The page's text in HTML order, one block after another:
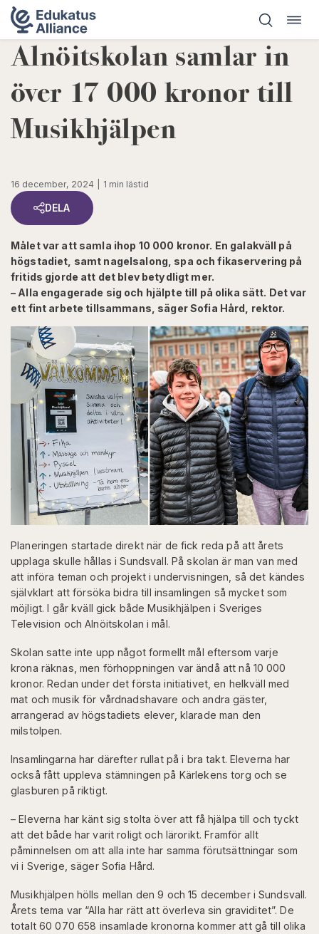
Hoppa
till
innehåll
Alnöitskolan samlar in
över 17 000 kronor till
Musikhjälpen
16 december, 2024 1 min lästid
DELA
Målet var att samla ihop 10 000 kronor. En galakväll på
högstadiet, samt nagelsalong, spa och fikaservering på
fritids gjorde att det blev betydligt mer.
– Alla engagerade sig och hjälpte till på olika sätt. Det var
ett fint arbete tillsammans, säger Sofia Hård, rektor.
Planeringen startade direkt när de fick reda på att årets
upplaga skulle hållas i Sundsvall. På skolan är man van med
att införa teman och projekt i undervisningen, så det kändes
självklart att försöka bidra till insamlingen så mycket som
möjligt. I går kväll gick både Musikhjälpen i Sveriges
Television och Alnöitskolan i mål.
Skolan satte inte upp något formellt mål eftersom varje
krona räknas, men förhoppningen var ändå att nå 10 000
kronor. Redan under det första initiativet, en helkväll med
mat och musik för vårdnadshavare och andra gäster,
arrangerad av högstadiets elever, klarade man den
milstolpen.
Insamlingarna har därefter rullat på i bra takt. Eleverna har
också fått uppleva stämningen på Kärlekens torg och se
glasburen på riktigt.
– Eleverna har känt sig stolta över att få hjälpa till och tyckt
att det både har varit roligt och lärorikt. Framför allt
påminnelsen om att alla inte har samma förutsättningar som
vi i Sverige, säger Sofia Hård.
Musikhjälpen hölls mellan den 9 och 15 december i Sundsvall.
Årets tema var “Alla har rätt att överleva sin graviditet”. De
totalt 60 070 658 insamlade kronorna kommer att gå till olika